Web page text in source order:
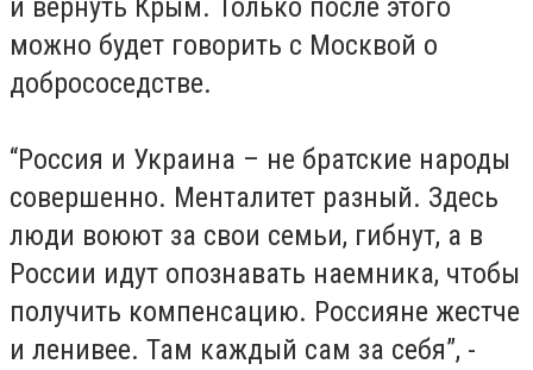
и вернуть Крым. Только после этого
можно будет говорить с Москвой о
добрососедстве.
“Россия и Украина – не братские народы
совершенно. Менталитет разный. Здесь
люди воюют за свои семьи, гибнут, а в
России идут опознавать наемника, чтобы
получить компенсацию. Россияне жестче
и ленивее. Там каждый сам за себя”, -